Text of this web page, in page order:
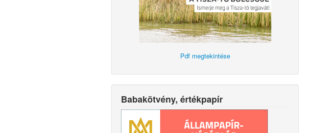
Pdf megtekintése
Babakötvény, értékpapír